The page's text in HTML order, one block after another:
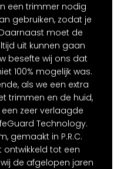
een trimmer nodig
gebruiken, zodat je
moet de
uit kunnen gaan
besefte wij ons dat
100% mogelijk was.
als we een extra
trimmen en de huid,
zeer verlaagde
Technology.
gemaakt in P.R.C.
ontwikkeld tot een
de afgelopen jaren